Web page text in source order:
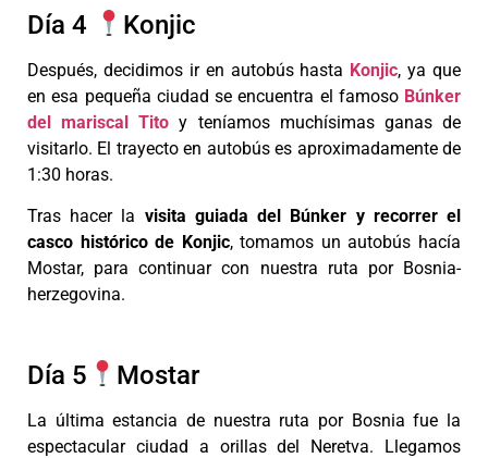
Día 4 Konjic
Después, decidimos ir en autobús hasta Konjic, ya que
en esa pequeña ciudad se encuentra el famoso Búnker
del mariscal Tito y teníamos muchísimas ganas de
visitarlo. El trayecto en autobús es aproximadamente de
1:30 horas.
Tras hacer la visita guiada del Búnker y recorrer el
casco histórico de Konjic, tomamos un autobús hacía
Mostar, para continuar con nuestra ruta por Bosnia-
herzegovina.
Día 5 Mostar
La última estancia de nuestra ruta por Bosnia fue la
espectacular ciudad a orillas del Neretva. Llegamos